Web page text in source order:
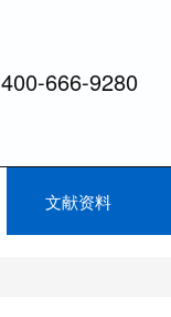
400-666-9280
文献资料